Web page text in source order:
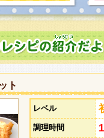
ト
レベル
調理時間